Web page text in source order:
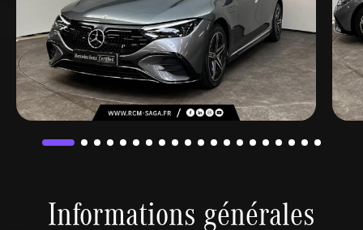
Informations générales